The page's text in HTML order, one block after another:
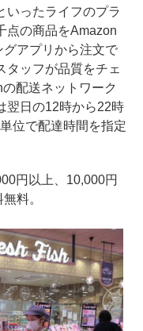
いったライフのプラ
点の商品をAmazon
アプリから注文で
タッフが品質をチェ
配送ネットワーク
翌日の12時から22時
位で配達時間を指定
円以上、10,000円
料。